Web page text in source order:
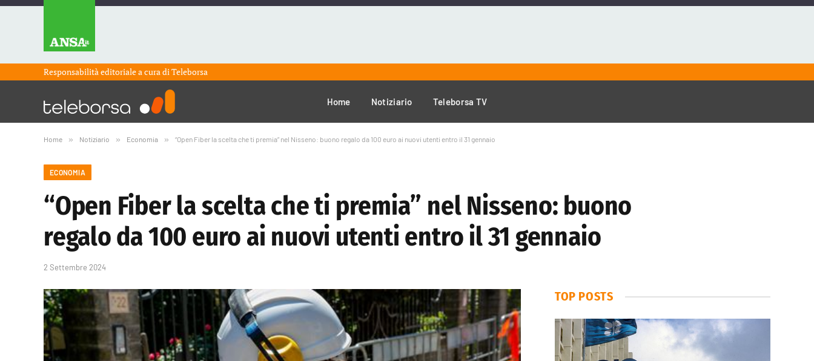
Responsabilità editoriale a cura diTeleborsa
Home Notiziario Teleborsa TV
Home » Notiziario » Economia » “Open Fiber la scelta che ti premia” nel Nisseno: buono regalo da 100 euro ai nuovi utenti entro il 31 gennaio
ECONOMIA
“Open Fiber la scelta che ti premia” nel Nisseno: buono
regalo da 100 euro ai nuovi utenti entro il 31 gennaio
2 Settembre 2024
TOP POSTS